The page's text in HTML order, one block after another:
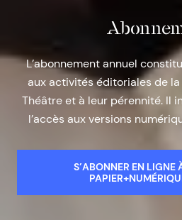
L’abonnement annuel
aux activités éditoriales de la
Théâtre et à leur pérennité. Il
l’accès aux versions
S’ABONNER EN LIGNE